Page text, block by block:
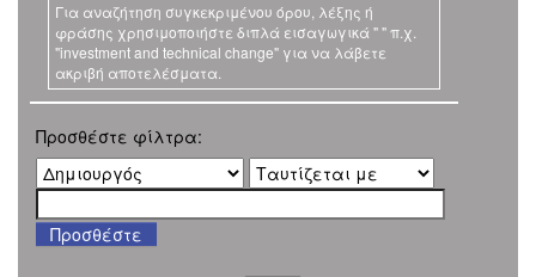
Για αναζήτηση συγκεκριμένου όρου, λέξης ή
φράσης χρησιμοποιήστε διπλά εισαγωγικά " " π.χ.
"investment and technical change" για να λάβετε
ακριβή αποτελέσματα.
Προσθέστε φίλτρα: